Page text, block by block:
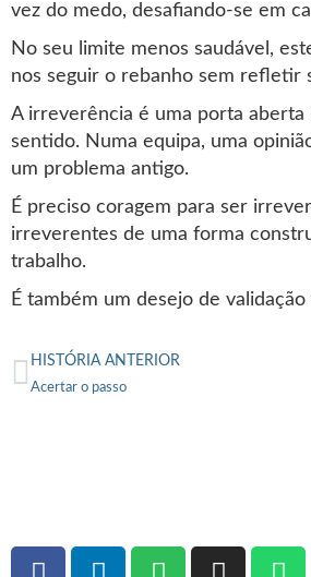
vez do medo, desafiando-se em
No seu limite menos saudável,
nos seguir o rebanho sem refletir
A irreverência é uma porta aberta
sentido. Numa equipa, uma
um problema antigo.
É preciso coragem para ser
irreverentes de uma forma
trabalho.
É também um desejo de
HISTÓRIA ANTERIOR
Acertar o passo